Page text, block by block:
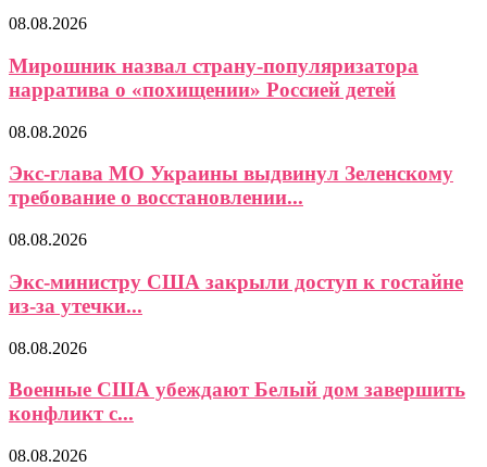
08.08.2026
Мирошник назвал страну-популяризатора
нарратива о «похищении» Россией детей
08.08.2026
Экс-глава МО Украины выдвинул Зеленскому
требование о восстановлении...
08.08.2026
Экс-министру США закрыли доступ к гостайне
из-за утечки...
08.08.2026
Военные США убеждают Белый дом завершить
конфликт с...
08.08.2026